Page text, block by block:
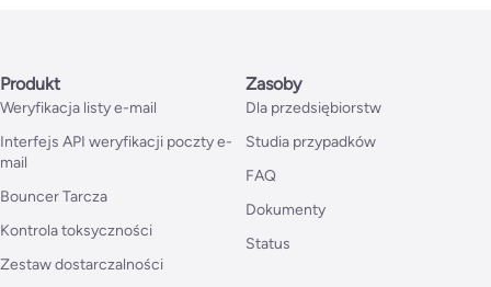
Produkt
Weryfikacja listy e-mail
Interfejs API weryfikacji poczty e-
mail
Bouncer Tarcza
Kontrola toksyczności
Zestaw dostarczalności
Zasoby
Dla przedsiębiorstw
Studia przypadków
FAQ
Dokumenty
Status